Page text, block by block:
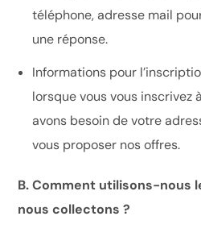
téléphone, adresse mail
une réponse.
Informations pour
lorsque vous vous inscrivez
avons besoin de votre
vous proposer nos offres.
B. Comment utilisons-nous
nous collectons ?